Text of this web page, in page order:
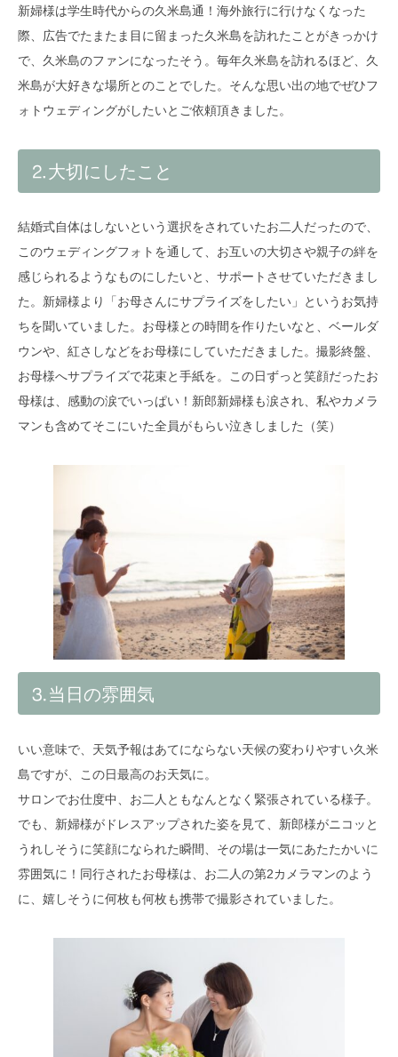
新婦様は学生時代からの久米島通！海外旅行に行けなくなった
際、広告でたまたま目に留まった久米島を訪れたことがきっかけ
で、久米島のファンになったそう。毎年久米島を訪れるほど、久
米島が大好きな場所とのことでした。そんな思い出の地でぜひフ
ォトウェディングがしたいとご依頼頂きました。
⒉大切にしたこと
結婚式自体はしないという選択をされていたお二人だったので、
このウェディングフォトを通して、お互いの大切さや親子の絆を
感じられるようなものにしたいと、サポートさせていただきまし
た。新婦様より「お母さんにサプライズをしたい」というお気持
ちを聞いていました。お母様との時間を作りたいなと、ベールダ
ウンや、紅さしなどをお母様にしていただきました。撮影終盤、
お母様へサプライズで花束と手紙を。この日ずっと笑顔だったお
母様は、感動の涙でいっぱい！新郎新婦様も涙され、私やカメラ
マンも含めてそこにいた全員がもらい泣きしました（笑）
⒊当日の雰囲気
いい意味で、天気予報はあてにならない天候の変わりやすい久米
島ですが、この日最高のお天気に。
サロンでお仕度中、お二人ともなんとなく緊張されている様子。
でも、新婦様がドレスアップされた姿を見て、新郎様がニコッと
うれしそうに笑顔になられた瞬間、その場は一気にあたたかいに
雰囲気に！同行されたお母様は、お二人の第2カメラマンのよう
に、嬉しそうに何枚も何枚も携帯で撮影されていました。